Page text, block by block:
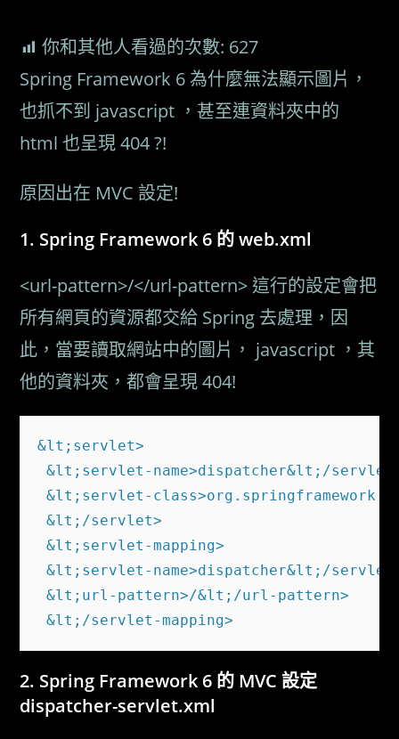
你和其他人看過的次數: 627
Spring Framework 6 為什麼無法顯示圖片，
也抓不到 javascript ，甚至連資料夾中的
html 也呈現 404 ?!
原因出在 MVC 設定!
Spring Framework 6 的 web.xml
<url-pattern>/</url-pattern> 這行的設定會把
所有網頁的資源都交給 Spring 去處理，因
此，當要讀取網站中的圖片， javascript ，其
他的資料夾，都會呈現 404!
&lt;servlet>
&lt;servlet-name>dispatcher&lt;/servlet-
&lt;servlet-
&lt;/servlet>
&lt;servlet-mapping>
&lt;servlet-name>dispatcher&lt;/servlet-
&lt;url-pattern>/&lt;/url-pattern>
Spring Framework 6 的 MVC 設定
dispatcher-servlet.xml